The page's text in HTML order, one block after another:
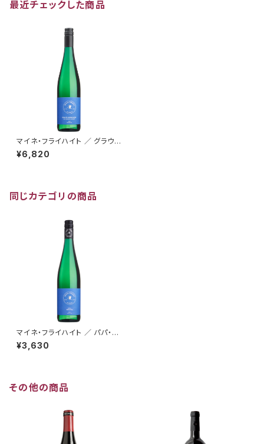
最近チェックした商品
マイネ・フライハイト ／ グラウブ
ルグンダー トロッケン 2018
¥6,820
同じカテゴリの商品
マイネ・フライハイト ／ パパ・リ
ースリング トロッケン 2018
¥3,630
その他の商品